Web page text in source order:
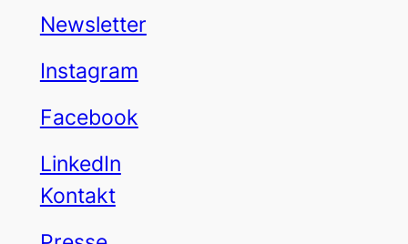
Newsletter
Instagram
Facebook
LinkedIn
Kontakt